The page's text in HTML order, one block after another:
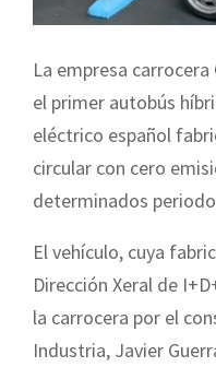
La empresa
el primer autobús
eléctrico español
circular con cero
determinados
El vehículo, cuya
Dirección Xeral de
la carrocera por el
Industria, Javier